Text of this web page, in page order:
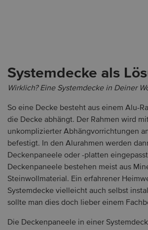
Systemdecke als
Wirklich? Eine Systemdecke in Deiner
So eine Decke besteht aus einem Alu-
die Decke abhängt. Der Rahmen wird
unkomplizierter Abhängvorrichtungen
befestigt. In den Alurahmen werden
Deckenpaneele oder -platten
Deckenpaneele bestehen meist aus
Steinwollmaterial. Ein erfahrener
Systemdecke vielleicht auch selbst
sollte man dies doch lieber einem
Die Deckenpaneele in einer